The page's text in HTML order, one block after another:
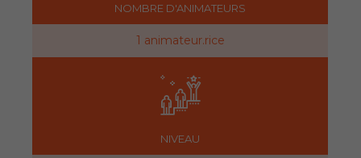
NOMBRE D'ANIMATEURS
1 animateur.rice
NIVEAU